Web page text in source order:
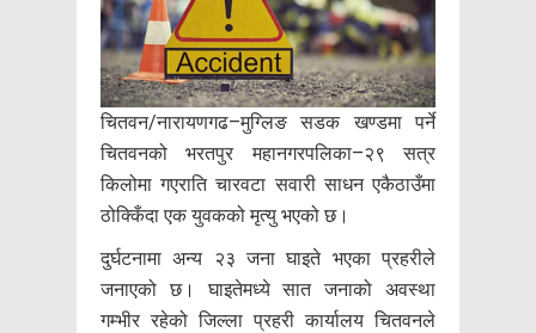
चितवन/नारायणगढ–मुग्लिङ सडक खण्डमा पर्ने
चितवनको भरतपुर महानगरपलिका–२९ सत्र
किलोमा गएराति चारवटा सवारी साधन एकैठाउँमा
ठोक्किँदा एक युवकको मृत्यु भएको छ।
दुर्घटनामा अन्य २३ जना घाइते भएका प्रहरीले
जनाएको छ। घाइतेमध्ये सात जनाको अवस्था
गम्भीर रहेको जिल्ला प्रहरी कार्यालय चितवनले